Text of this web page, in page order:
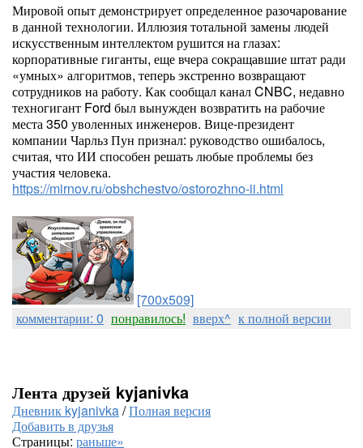
Мировой опыт демонстрирует определенное разочарование
в данной технологии. Иллюзия тотальной замены людей
искусственным интеллектом рушится на глазах:
корпоративные гиганты, еще вчера сокращавшие штат ради
«умных» алгоритмов, теперь экстренно возвращают
сотрудников на работу. Как сообщал канал CNBC, недавно
техногигант Ford был вынужден возвратить на рабочие
места 350 уволенных инженеров. Вице-президент
компании Чарльз Пун признал: руководство ошибалось,
считая, что ИИ способен решать любые проблемы без
участия человека.
https://mirnov.ru/obshchestvo/ostorozhno-ii.html
[700x509]
комментарии: 0 понравилось! вверх^ к полной версии
Лента друзей kyjanivka
Дневник kyjanivka/Полная версия
Добавить в друзья
Страницы: раньше»